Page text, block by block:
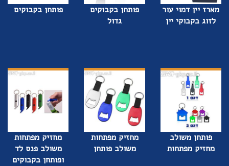
מארז יין דמוי עור
לזוג בקבוקי יין
פותחן בקבוקים
גדול
פותחן בקבוקים
פותחן משולב
מחזיק מפתחות
מחזיק מפתחות
משולב פותחן
מחזיק מפתחות
משולב פנס לד
ופותחן בקבוקים